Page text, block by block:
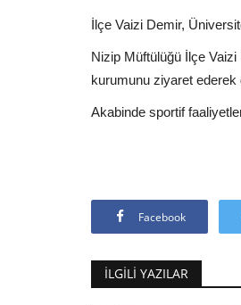
İlçe Vaizi Demir,
Nizip Müftülüğü İlçe
kurumunu ziyaret ederek
Akabinde sportif
Facebook
İLGILI YAZILAR